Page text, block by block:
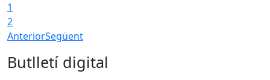
1
2
AnteriorSegüent
Butlletí digital